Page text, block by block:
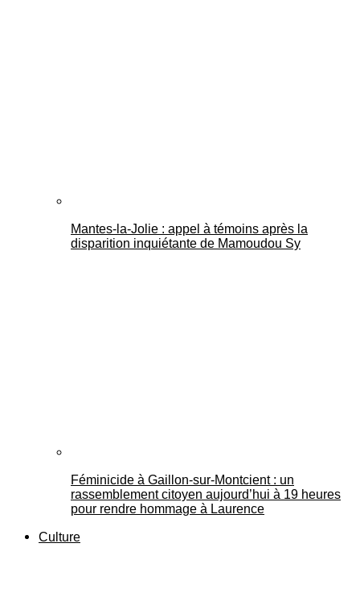
Mantes-la-Jolie : appel à témoins après la
disparition inquiétante de Mamoudou Sy
Féminicide à Gaillon‑sur‑Montcient : un
rassemblement citoyen aujourd’hui à 19 heures
pour rendre hommage à Laurence
Culture